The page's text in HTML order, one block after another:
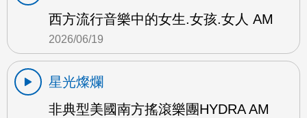
西方流行音樂中的女生.女孩.女人 AM
2026/06/19
星光燦爛
非典型美國南方搖滾樂團HYDRA AM